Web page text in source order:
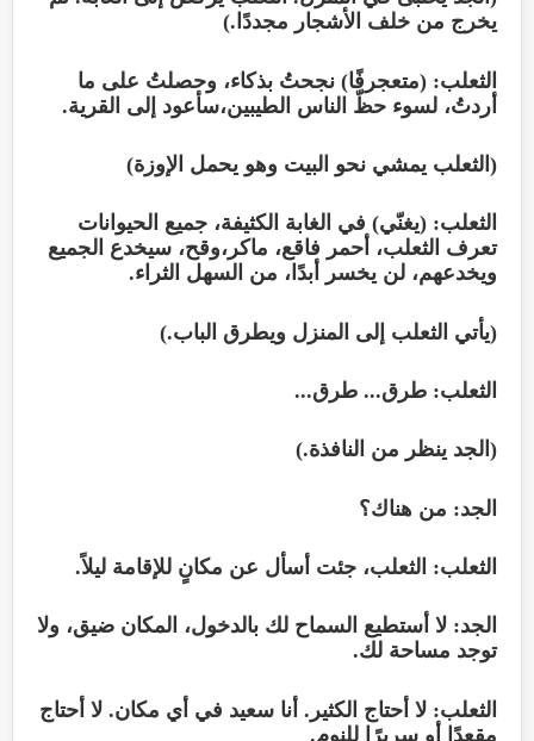
يخرج من خلف الأشجار مجددًا.)
الثعلب: (متعجرفًا) نجحتُ بذكاء، وحصلتُ على ما
أردتُ، لسوء حظّ الناس الطيبين،سأعود إلى القرية.
(الثعلب يمشي نحو البيت وهو يحمل الإوزة)
الثعلب: (يغنّي) في الغابة الكثيفة، جميع الحيوانات
تعرف الثعلب، أحمر فاقع، ماكر،وقح، سيخدع الجميع
ويخدعهم، لن يخسر أبدًا، من السهل الثراء.
(يأتي الثعلب إلى المنزل ويطرق الباب.)
الثعلب: طرق... طرق...
(الجد ينظر من النافذة.)
الجد: من هناك؟
الثعلب: الثعلب، جئت أسأل عن مكانٍ للإقامة ليلاً.
الجد: لا أستطيع السماح لك بالدخول، المكان ضيق، ولا
توجد مساحة لك.
الثعلب: لا أحتاج الكثير. أنا سعيد في أي مكان. لا أحتاج
مقعدًا أو سريرًا للنوم.